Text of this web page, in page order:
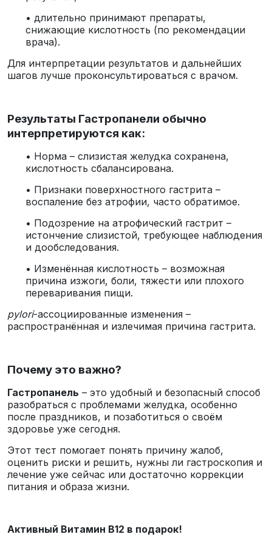
• длительно принимают препараты,
снижающие кислотность (по рекомендации
врача).
Для интерпретации результатов и дальнейших
шагов лучше проконсультироваться с врачом.
Результаты Гастропанели обычно
интерпретируются как:
• Норма – слизистая желудка сохранена,
кислотность сбалансирована.
• Признаки поверхностного гастрита –
воспаление без атрофии, часто обратимое.
• Подозрение на атрофический гастрит –
истончение слизистой, требующее наблюдения
и дообследования.
• Изменённая кислотность – возможная
причина изжоги, боли, тяжести или плохого
переваривания пищи.
pylori-ассоциированные изменения –
распространённая и излечимая причина гастрита.
Почему это важно?
Гастропанель – это удобный и безопасный способ
разобраться с проблемами желудка, особенно
после праздников, и позаботиться о своём
здоровье уже сегодня.
Этот тест помогает понять причину жалоб,
оценить риски и решить, нужны ли гастроскопия и
лечение уже сейчас или достаточно коррекции
питания и образа жизни.
Активный Витамин B12 в подарок!